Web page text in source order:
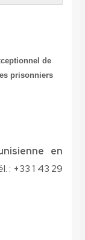
de
prisonniers
en
: +33 1 43 29